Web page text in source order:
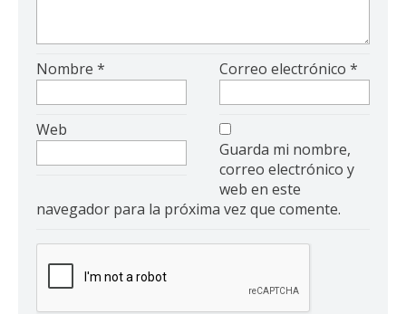
Nombre * Correo electrónico*
Web
Guarda mi nombre,
correo electrónico y
web en este
navegador para la próxima vez que comente.